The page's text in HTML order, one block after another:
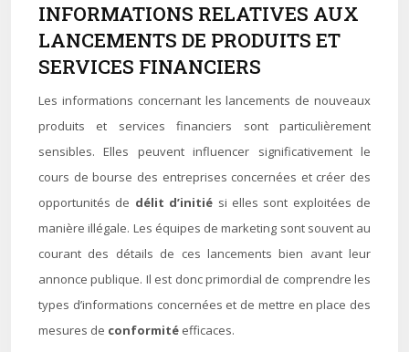
INFORMATIONS RELATIVES AUX
LANCEMENTS DE PRODUITS ET
SERVICES FINANCIERS
Les informations concernant les lancements de nouveaux
produits et services financiers sont particulièrement
sensibles. Elles peuvent influencer significativement le
cours de bourse des entreprises concernées et créer des
opportunités de délit d’initié si elles sont exploitées de
manière illégale. Les équipes de marketing sont souvent au
courant des détails de ces lancements bien avant leur
annonce publique. Il est donc primordial de comprendre les
types d’informations concernées et de mettre en place des
mesures de conformité efficaces.